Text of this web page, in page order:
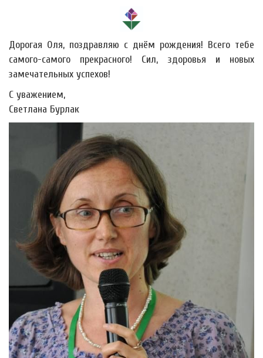
Дорогая Оля, поздравляю с днём рождения! Всего тебе
самого-самого прекрасного! Сил, здоровья и новых
замечательных успехов!
С уважением,
Светлана Бурлак